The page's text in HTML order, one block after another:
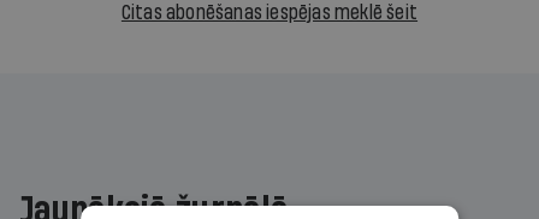
Citas abonēšanas iespējas meklē šeit
Jaunākajā žurnālā